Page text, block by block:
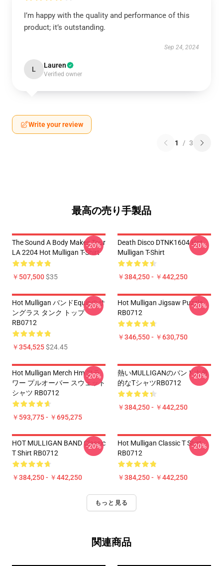
I’m happy with the quality and performance of this
product; it’s outstanding.
Sep 24, 2024
L Lauren
Verified owner
Write your review
1 / 3
最高の売り手製品
The Sound A Body Makes Tour
LA 2204 Hot Mulligan T-Shirt
￥507,500$35
-20%
Death Disco DTNK1604 Hot
Mulligan T-Shirt
￥384,250 - ￥442,250
-20%
Hot Mulligan バンドEquipのサ
ングラス タンク トップ
RB0712
￥354,525$24.45
-20%
Hot Mulligan Jigsaw Puzzle
RB0712
￥346,550 - ￥630,750
-20%
Hot Mulligan Merch Hm フラ
ワー プルオーバー スウェット
シャツ RB0712
￥593,775 - ￥695,275
-20%
熱いMULLIGANのバンド古典
的なTシャツRB0712
￥384,250 - ￥442,250
-20%
HOT MULLIGAN BAND Classic
T Shirt RB0712
￥384,250 - ￥442,250
-20%
Hot Mulligan Classic T Shirt
RB0712
￥384,250 - ￥442,250
-20%
もっと見る
関連商品